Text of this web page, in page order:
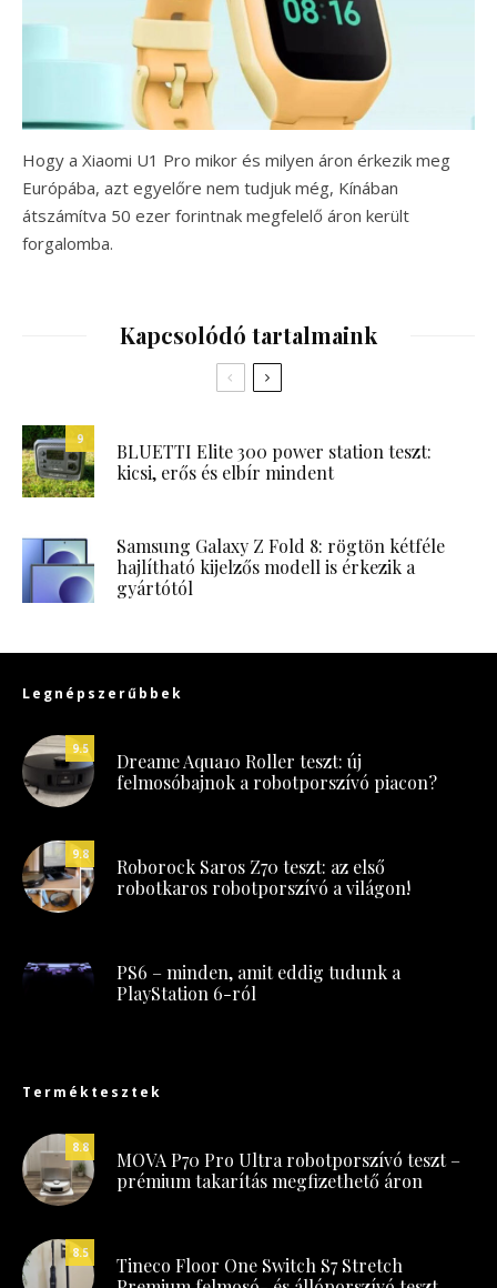
Hogy a Xiaomi U1 Pro mikor és milyen áron érkezik meg
Európába, azt egyelőre nem tudjuk még, Kínában
átszámítva 50 ezer forintnak megfelelő áron került
forgalomba.
Kapcsolódó tartalmaink
9
BLUETTI Elite 300 power station teszt:
kicsi, erős és elbír mindent
Samsung Galaxy Z Fold 8: rögtön kétféle
hajlítható kijelzős modell is érkezik a
gyártótól
Legnépszerűbbek
9.5
Dreame Aqua10 Roller teszt: új
felmosóbajnok a robotporszívó piacon?
9.8
Roborock Saros Z70 teszt: az első
robotkaros robotporszívó a világon!
PS6 – minden, amit eddig tudunk a
PlayStation 6-ról
Terméktesztek
8.8
MOVA P70 Pro Ultra robotporszívó teszt –
prémium takarítás megfizethető áron
8.5
Tineco Floor One Switch S7 Stretch